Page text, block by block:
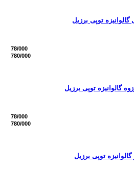
توپی برزیل
گالوانیزه توپی برزیل
توپی برزیل